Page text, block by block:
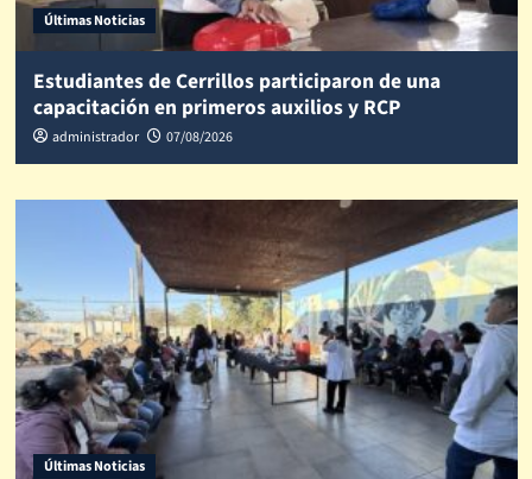
Últimas Noticias
Estudiantes de Cerrillos participaron de una
capacitación en primeros auxilios y RCP
administrador 07/08/2026
Últimas Noticias